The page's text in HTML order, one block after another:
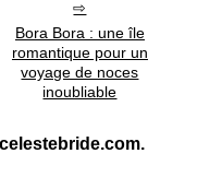
Bora Bora : une île
romantique pour un
voyage de noces
inoubliable